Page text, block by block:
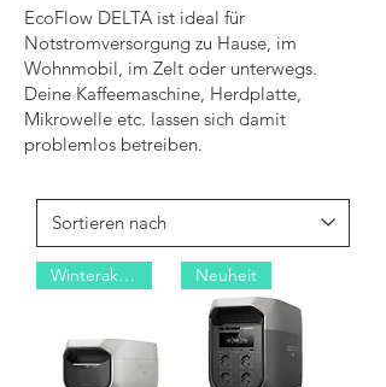
EcoFlow DELTA ist ideal für
Notstromversorgung zu Hause, im
Wohnmobil, im Zelt oder unterwegs.
Deine Kaffeemaschine, Herdplatte,
Mikrowelle etc. lassen sich damit
problemlos betreiben.
Winteraktion Neuheit